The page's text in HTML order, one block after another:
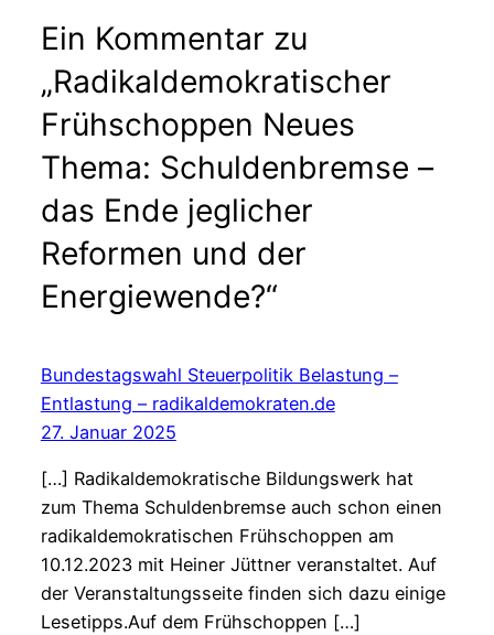
Ein Kommentar zu
„Radikaldemokratischer
Frühschoppen Neues
Thema: Schuldenbremse –
das Ende jeglicher
Reformen und der
Energiewende?“
Bundestagswahl Steuerpolitik Belastung –
Entlastung – radikaldemokraten.de
27. Januar 2025
[…] Radikaldemokratische Bildungswerk hat
zum Thema Schuldenbremse auch schon einen
radikaldemokratischen Frühschoppen am
10.12.2023 mit Heiner Jüttner veranstaltet. Auf
der Veranstaltungsseite finden sich dazu einige
Lesetipps.Auf dem Frühschoppen […]